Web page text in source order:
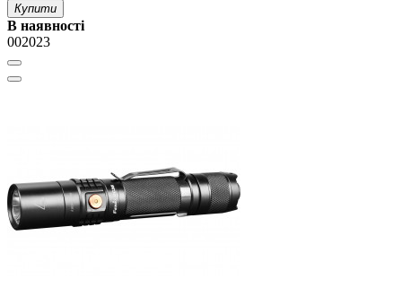
Купити
В наявності
002023